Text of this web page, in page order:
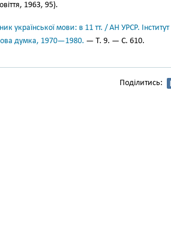
1963, 95).
української мови: в 11 тт. / АН УРСР.
думка, 1970—1980. — Т. 9. — С. 610.
Поділитись: